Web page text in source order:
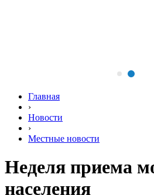
Главная
›
Новости
›
Местные новости
Неделя приема
населения